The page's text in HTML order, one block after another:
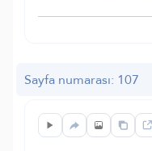
Sayfa numarası: 107